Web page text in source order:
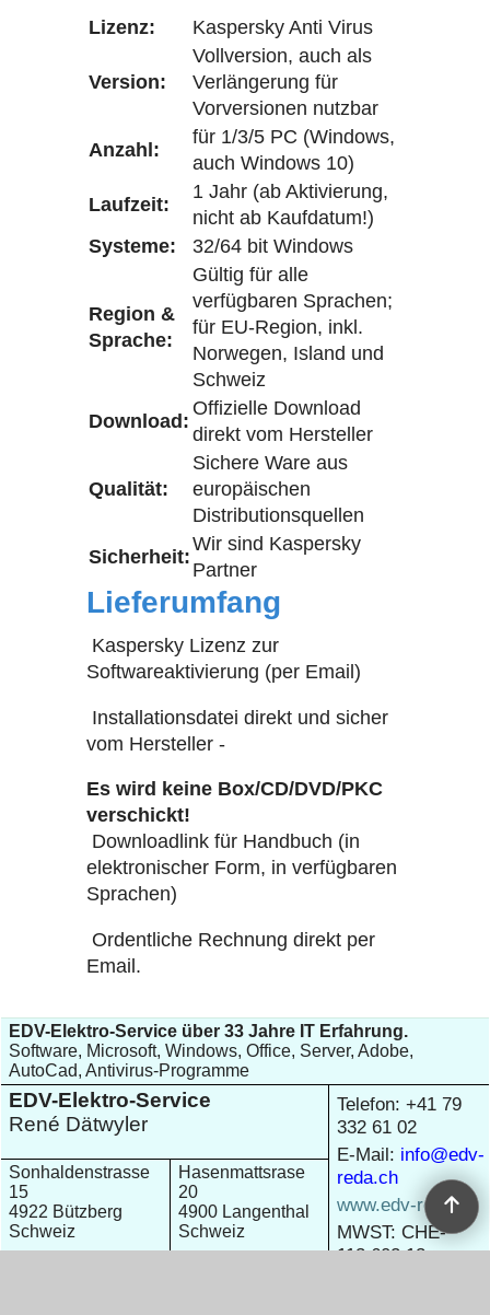
Lizenz: Kaspersky Anti Virus
Version:
Vollversion, auch als
Verlängerung für
Vorversionen nutzbar
Anzahl:
für 1/3/5 PC (Windows,
auch Windows 10)
Laufzeit:
1 Jahr (ab Aktivierung,
nicht ab Kaufdatum!)
Systeme:
32/64 bit Windows
Region &
Sprache:
Gültig für alle
verfügbaren Sprachen;
für EU-Region, inkl.
Norwegen, Island und
Schweiz
Download:
Offizielle Download
direkt vom Hersteller
Qualität:
Sichere Ware aus
europäischen
Distributionsquellen
Sicherheit:
Wir sind Kaspersky
Partner
Lieferumfang
Kaspersky Lizenz zur
Softwareaktivierung (per Email)
Installationsdatei direkt und sicher
vom Hersteller -
Es wird keine Box/CD/DVD/PKC
verschickt!
Downloadlink für Handbuch (in
elektronischer Form, in verfügbaren
Sprachen)
Ordentliche Rechnung direkt per
Email.
EDV-Elektro-Service über 33 Jahre IT Erfahrung.
Software, Microsoft, Windows, Office, Server, Adobe,
AutoCad, Antivirus-Programme
EDV-Elektro-Service
René Dätwyler
Telefon: +41 79
332 61 02
E-Mail: info@edv-
reda.ch
www.edv-reda.ch
MWST: CHE-
113.602.13
Sonhaldenstrasse
15
4922 Bützberg
Schweiz
Hasenmattsrase
20
4900 Langenthal
Schweiz